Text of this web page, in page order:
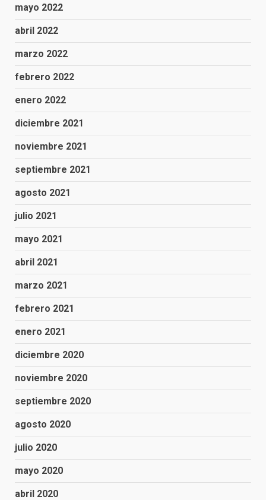
mayo 2022
abril 2022
marzo 2022
febrero 2022
enero 2022
diciembre 2021
noviembre 2021
septiembre 2021
agosto 2021
julio 2021
mayo 2021
abril 2021
marzo 2021
febrero 2021
enero 2021
diciembre 2020
noviembre 2020
septiembre 2020
agosto 2020
julio 2020
mayo 2020
abril 2020